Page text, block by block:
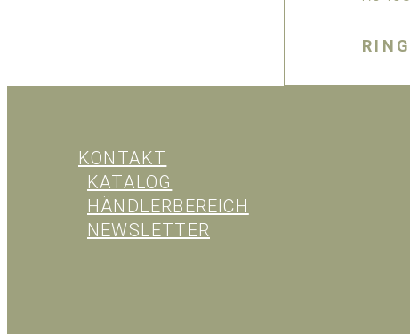
RING
KONTAKT
KATALOG
HÄNDLERBEREICH
NEWSLETTER